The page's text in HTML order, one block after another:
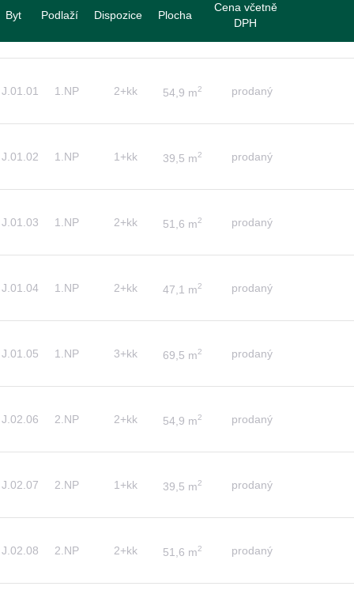
Byt Podlaží Dispozice Plocha
Cena včetně
DPH
J.01.01 1.NP 2+kk 54,9 m2 prodaný
J.01.02 1.NP 1+kk 39,5 m2 prodaný
J.01.03 1.NP 2+kk 51,6 m2 prodaný
J.01.04 1.NP 2+kk 47,1 m2 prodaný
J.01.05 1.NP 3+kk 69,5 m2 prodaný
J.02.06 2.NP 2+kk 54,9 m2 prodaný
J.02.07 2.NP 1+kk 39,5 m2 prodaný
J.02.08 2.NP 2+kk 51,6 m2 prodaný